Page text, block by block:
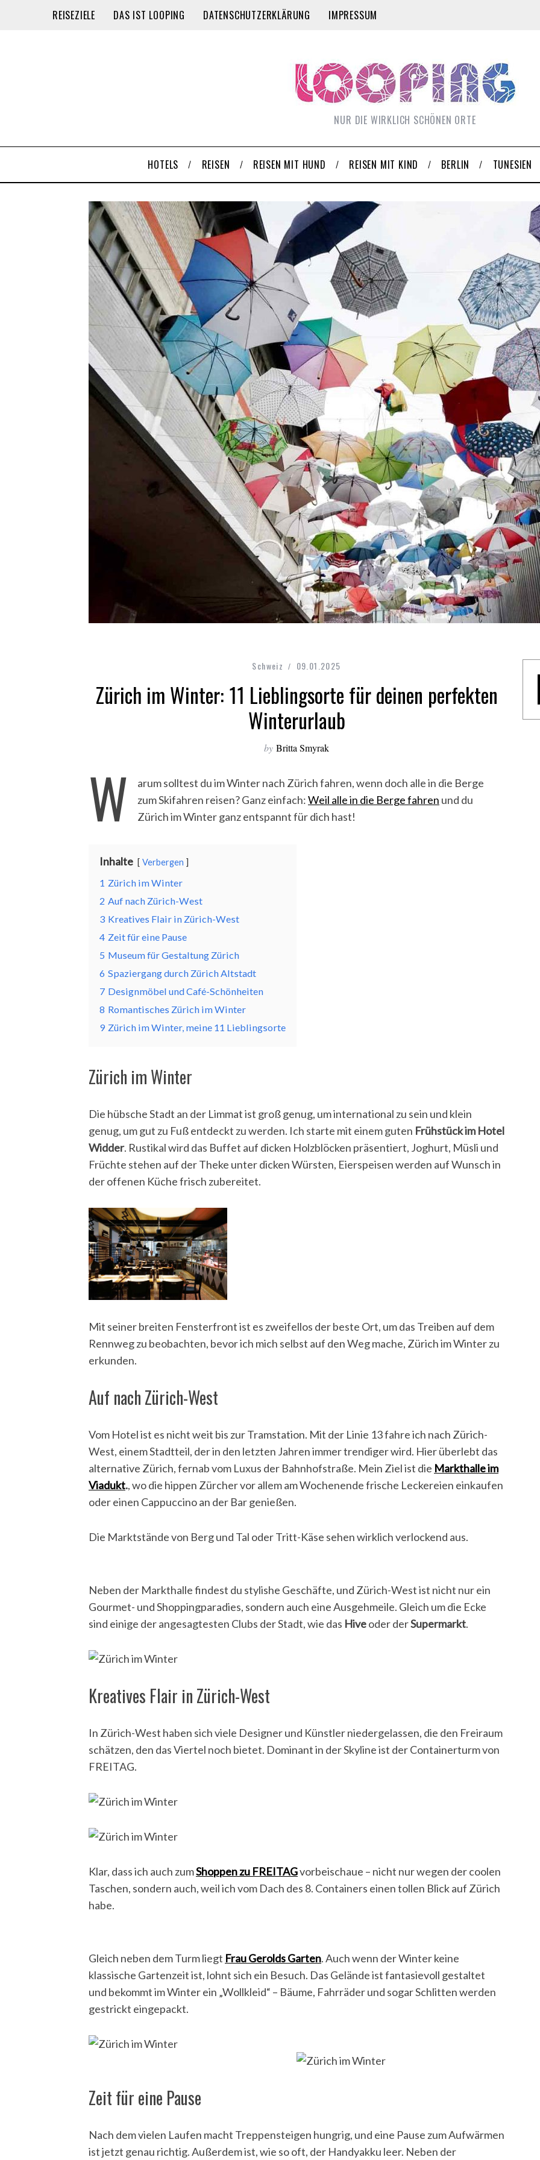
REISEZIELE DAS IST LOOPING DATENSCHUTZERKLÄRUNG IMPRESSUM
NUR DIE WIRKLICH SCHÖNEN ORTE
HOTELS REISEN REISEN MIT HUND REISEN MIT KIND BERLIN TUNESIEN
Schweiz 09.01.2025
Zürich im Winter: 11 Lieblingsorte für deinen perfekten
Winterurlaub
by Britta Smyrak
W
arum solltest du im Winter nach Zürich fahren, wenn doch alle in die Berge
zum Skifahren reisen? Ganz einfach:Weil alle in die Berge fahren und du
Zürich im Winter ganz entspannt für dich hast!
Inhalte Verbergen
1 Zürich im Winter
2 Auf nach Zürich-West
3 Kreatives Flair in Zürich-West
4 Zeit für eine Pause
5 Museum für Gestaltung Zürich
6 Spaziergang durch Zürich Altstadt
7 Designmöbel und Café-Schönheiten
8 Romantisches Zürich im Winter
9 Zürich im Winter, meine 11 Lieblingsorte
Zürich im Winter
Die hübsche Stadt an der Limmat ist groß genug, um international zu sein und klein
genug, um gut zu Fuß entdeckt zu werden. Ich starte mit einem guten Frühstück im Hotel
Widder. Rustikal wird das Buffet auf dicken Holzblöcken präsentiert, Joghurt, Müsli und
Früchte stehen auf der Theke unter dicken Würsten, Eierspeisen werden auf Wunsch in
der offenen Küche frisch zubereitet.
Mit seiner breiten Fensterfront ist es zweifellos der beste Ort, um das Treiben auf dem
Rennweg zu beobachten, bevor ich mich selbst auf den Weg mache, Zürich im Winter zu
erkunden.
Auf nach Zürich-West
Vom Hotel ist es nicht weit bis zur Tramstation. Mit der Linie 13 fahre ich nach Zürich-
West, einem Stadtteil, der in den letzten Jahren immer trendiger wird. Hier überlebt das
alternative Zürich, fernab vom Luxus der Bahnhofstraße. Mein Ziel ist die Markthalle im
Viadukt., wo die hippen Zürcher vor allem am Wochenende frische Leckereien einkaufen
oder einen Cappuccino an der Bar genießen.
Die Marktstände von Berg und Tal oder Tritt-Käse sehen wirklich verlockend aus.
Neben der Markthalle findest du stylishe Geschäfte, und Zürich-West ist nicht nur ein
Gourmet- und Shoppingparadies, sondern auch eine Ausgehmeile. Gleich um die Ecke
sind einige der angesagtesten Clubs der Stadt, wie das Hiveoder derSupermarkt.
Kreatives Flair in Zürich-West
In Zürich-West haben sich viele Designer und Künstler niedergelassen, die den Freiraum
schätzen, den das Viertel noch bietet. Dominant in der Skyline ist der Containerturm von
FREITAG.
Klar, dass ich auch zumShoppen zu FREITAGvorbeischaue – nicht nur wegen der coolen
Taschen, sondern auch, weil ich vom Dach des 8. Containers einen tollen Blick auf Zürich
habe.
Gleich neben dem Turm liegt Frau Gerolds Garten. Auch wenn der Winter keine
klassische Gartenzeit ist, lohnt sich ein Besuch. Das Gelände ist fantasievoll gestaltet
und bekommt im Winter ein „Wollkleid“ – Bäume, Fahrräder und sogar Schlitten werden
gestrickt eingepackt.
Zeit für eine Pause
Nach dem vielen Laufen macht Treppensteigen hungrig, und eine Pause zum Aufwärmen
ist jetzt genau richtig. Außerdem ist, wie so oft, der Handyakku leer. Neben der
e
a
r
h
f
o
r
: